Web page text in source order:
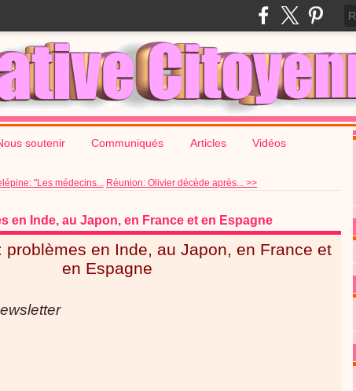
soutenir Communiqués Articles Vidéos
"Les médecins... Réunion: Olivier décède après... >>
en Inde, au Japon, en France et en Espagne
problèmes en Inde, au Japon, en France et
en Espagne